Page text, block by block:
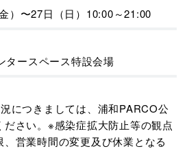
）〜27日（日）​10:00～21:00​
タースペース特設会場
につきましては、浦和PARCO公
さい。※感染症拡大防止等の観点
営業時間の変更及び休業となる